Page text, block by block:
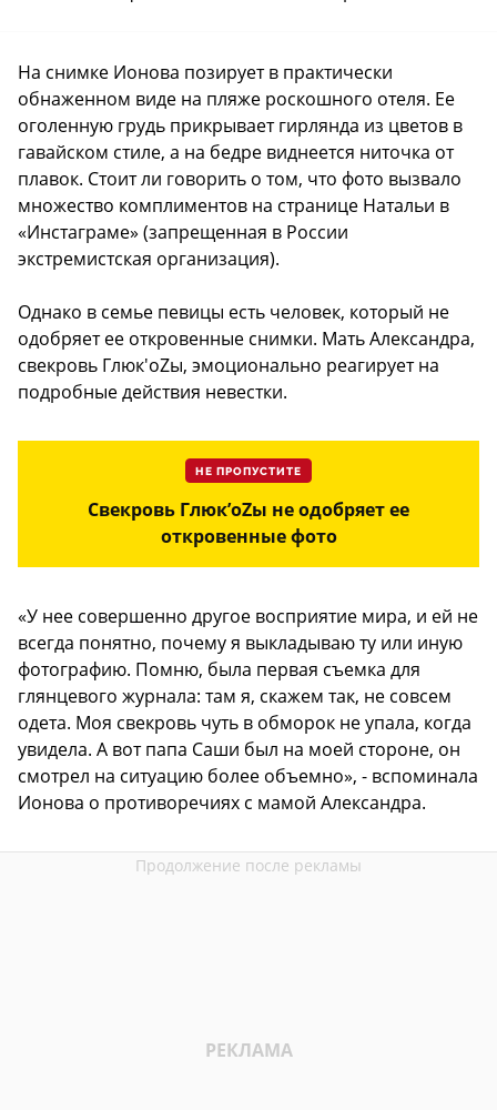
На снимке Ионова позирует в практически
обнаженном виде на пляже роскошного отеля. Ее
оголенную грудь прикрывает гирлянда из цветов в
гавайском стиле, а на бедре виднеется ниточка от
плавок. Стоит ли говорить о том, что фото вызвало
множество комплиментов на странице Натальи в
«Инстаграме» (запрещенная в России
экстремистская организация).
Однако в семье певицы есть человек, который не
одобряет ее откровенные снимки. Мать Александра,
свекровь Глюк'oZы, эмоционально реагирует на
подробные действия невестки.
НЕ ПРОПУСТИТЕ
Свекровь Глюк’oZы не одобряет ее
откровенные фото
«У нее совершенно другое восприятие мира, и ей не
всегда понятно, почему я выкладываю ту или иную
фотографию. Помню, была первая съемка для
глянцевого журнала: там я, скажем так, не совсем
одета. Моя свекровь чуть в обморок не упала, когда
увидела. А вот папа Саши был на моей стороне, он
смотрел на ситуацию более объемно», - вспоминала
Ионова о противоречиях с мамой Александра.